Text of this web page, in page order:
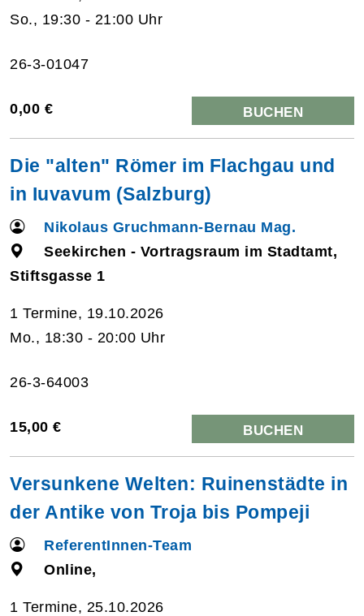
So., 19:30 - 21:00 Uhr
26-3-01047
0,00 € BUCHEN
Die "alten" Römer im Flachgau und
in Iuvavum (Salzburg)
Nikolaus Gruchmann-Bernau Mag.
Seekirchen - Vortragsraum im Stadtamt,
Stiftsgasse 1
1 Termine, 19.10.2026
Mo., 18:30 - 20:00 Uhr
26-3-64003
15,00 € BUCHEN
Versunkene Welten: Ruinenstädte in
der Antike von Troja bis Pompeji
ReferentInnen-Team
Online,
1 Termine, 25.10.2026